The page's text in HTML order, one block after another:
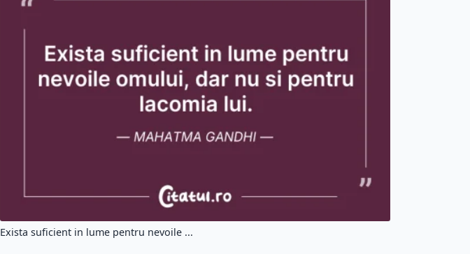
Exista suficient in lume pentru nevoile ...